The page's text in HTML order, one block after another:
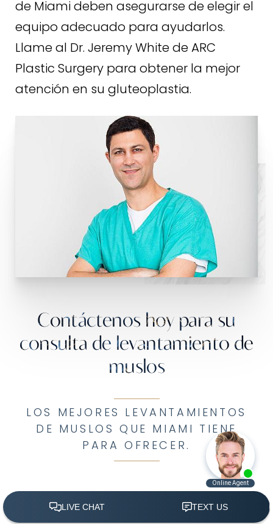
de Miami deben asegurarse de elegir el
equipo adecuado para ayudarlos.
Llame al Dr. Jeremy White de ARC
Plastic Surgery para obtener la mejor
atención en su gluteoplastia.
Contáctenos hoy para su
consulta de levantamiento de
muslos
LOS MEJORES LEVANTAMIENTOS
DE MUSLOS QUE MIAMI TIENE
PARA OFRECER.